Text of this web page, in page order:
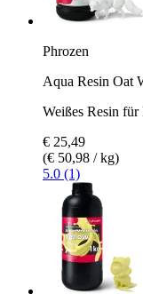
Phrozen
Aqua Resin Oat
Weißes Resin
€ 25,49
(€ 50,98 / kg)
5.0 (1)